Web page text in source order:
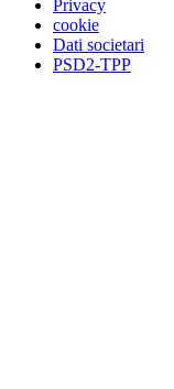
Privacy
cookie
Dati societari
PSD2-TPP